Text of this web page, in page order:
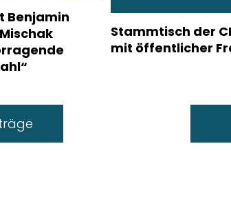
Benjamin
Stammtisch der
mit öffentlicher